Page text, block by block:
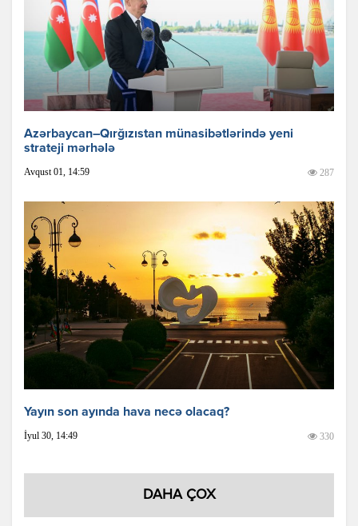
Azərbaycan–Qırğızıstan münasibətlərində yeni
strateji mərhələ
Avqust 01, 14:59 287
Yayın son ayında hava necə olacaq?
İyul 30, 14:49 330
DAHA ÇOX